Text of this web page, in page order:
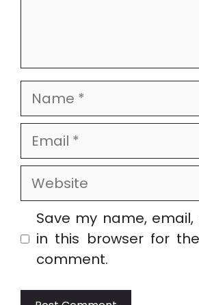
Name
Email
Website
Save my name,
in this browser for
comment.